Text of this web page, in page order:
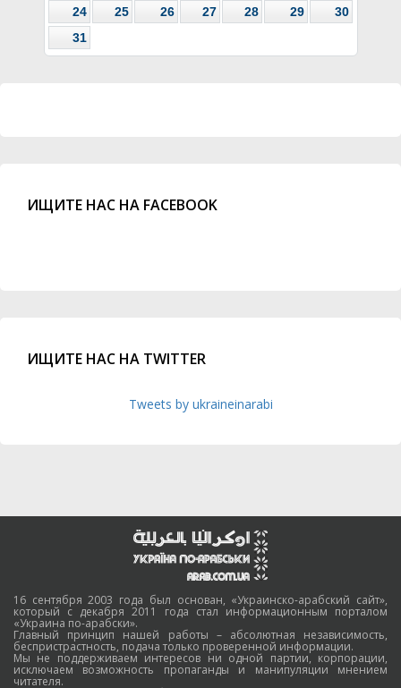
24
25 26 27 28 29
30
31
ИЩИТЕ НАС НА FACEBOOK
ИЩИТЕ НАС НА TWITTER
Tweets by ukraineinarabi
16 сентября 2003 года был основан, «Украинско-арабский сайт»,
который с декабря 2011 года стал информационным порталом
«Украина по-арабски».
Главный принцип нашей работы – абсолютная независимость,
беспристрастность, подача только проверенной информации.
Мы не поддерживаем интересов ни одной партии, корпорации,
исключаем возможность пропаганды и манипуляции мнением
читателя.